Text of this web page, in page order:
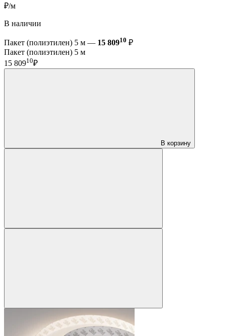
₽/м
В наличии
Пакет (полиэтилен) 5 м — 15 80910 ₽
Пакет (полиэтилен) 5 м
15 80910₽
В корзину